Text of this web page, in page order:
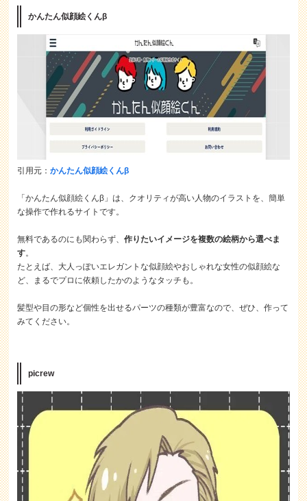
かんたん似顔絵くんβ
引用元：かんたん似顔絵くんβ
「かんたん似顔絵くんβ」は、クオリティが高い人物のイラストを、簡単
な操作で作れるサイトです。
無料であるのにも関わらず、作りたいイメージを複数の絵柄から選べま
す。
たとえば、大人っぽいエレガントな似顔絵やおしゃれな女性の似顔絵な
ど、まるでプロに依頼したかのようなタッチも。
髪型や目の形など個性を出せるパーツの種類が豊富なので、ぜひ、作って
みてください。
picrew